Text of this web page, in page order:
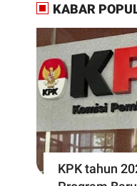
KABAR
KPK tahun